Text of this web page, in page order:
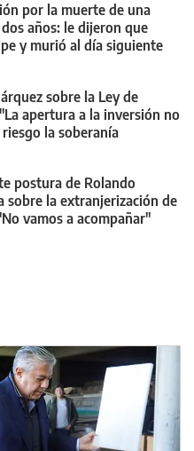
por la muerte de una
años: le dijeron que
y murió al día siguiente
sobre la Ley de
apertura a la inversión no
la soberanía
postura de Rolando
sobre la extranjerización de
vamos a acompañar"